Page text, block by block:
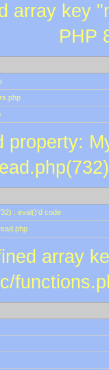
array key
PHP
property:
: eval()'d code
array